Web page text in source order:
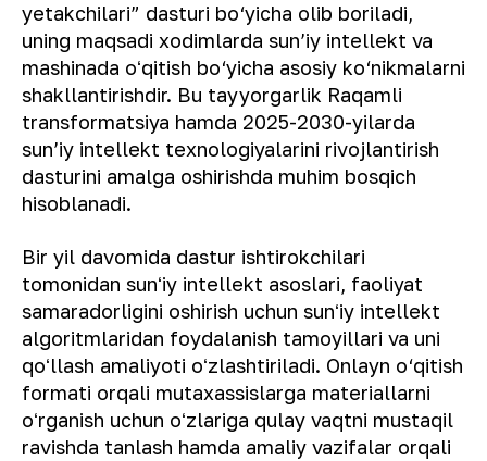
yetakchilari” dasturi bo‘yicha olib boriladi,
uning maqsadi xodimlarda sun’iy intellekt va
mashinada oʻqitish bo‘yicha asosiy ko‘nikmalarni
shakllantirishdir. Bu tayyorgarlik Raqamli
transformatsiya hamda 2025-2030-yilarda
sunʼiy intellekt texnologiyalarini rivojlantirish
dasturini amalga oshirishda muhim bosqich
hisoblanadi.
Bir yil davomida dastur ishtirokchilari
tomonidan sunʻiy intellekt asoslari, faoliyat
samaradorligini oshirish uchun sunʻiy intellekt
algoritmlaridan foydalanish tamoyillari va uni
qoʻllash amaliyoti oʻzlashtiriladi. Onlayn o‘qitish
formati orqali mutaxassislarga materiallarni
oʻrganish uchun oʻzlariga qulay vaqtni mustaqil
ravishda tanlash hamda amaliy vazifalar orqali